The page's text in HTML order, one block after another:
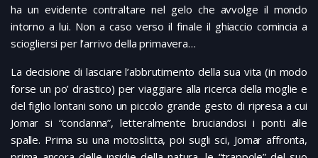
ha un evidente contraltare nel gelo che avvolge il mondo
intorno a lui. Non a caso verso il finale il ghiaccio comincia a
sciogliersi per l’arrivo della primavera…
La decisione di lasciare l’abbrutimento della sua vita (in modo
forse un po’ drastico) per viaggiare alla ricerca della moglie e
del figlio lontani sono un piccolo grande gesto di ripresa a cui
Jomar si “condanna”, letteralmente bruciandosi i ponti alle
spalle. Prima su una motoslitta, poi sugli sci, Jomar affronta,